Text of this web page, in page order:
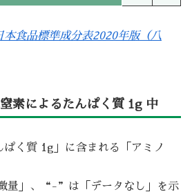
食品標準成分表2020年版（八
素によるたんぱく質 1g 中
く質 1g」に含まれる「アミノ
」、“-”は「データなし」を示